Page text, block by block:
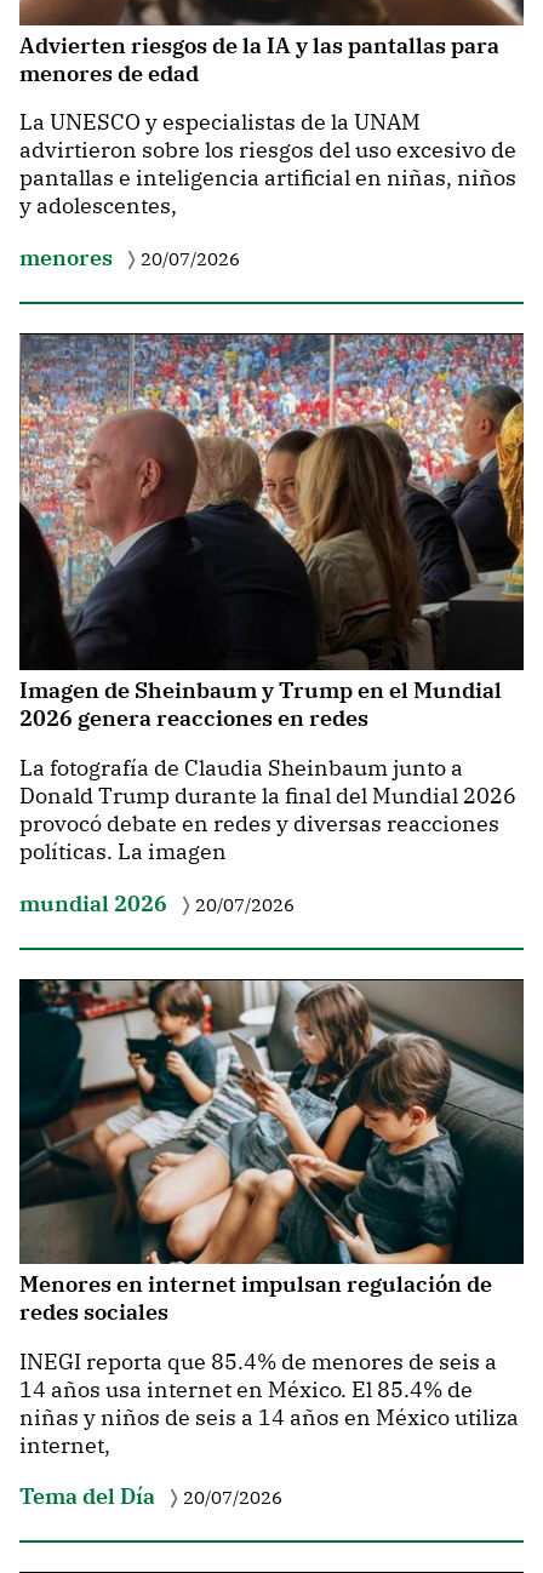
Advierten riesgos de la IA y las pantallas para
menores de edad
La UNESCO y especialistas de la UNAM
advirtieron sobre los riesgos del uso excesivo de
pantallas e inteligencia artificial en niñas, niños
y adolescentes,
menores
20/07/2026
Imagen de Sheinbaum y Trump en el Mundial
2026 genera reacciones en redes
La fotografía de Claudia Sheinbaum junto a
Donald Trump durante la final del Mundial 2026
provocó debate en redes y diversas reacciones
políticas. La imagen
mundial 2026
20/07/2026
Menores en internet impulsan regulación de
redes sociales
INEGI reporta que 85.4% de menores de seis a
14 años usa internet en México. El 85.4% de
niñas y niños de seis a 14 años en México utiliza
internet,
Tema del Día
20/07/2026